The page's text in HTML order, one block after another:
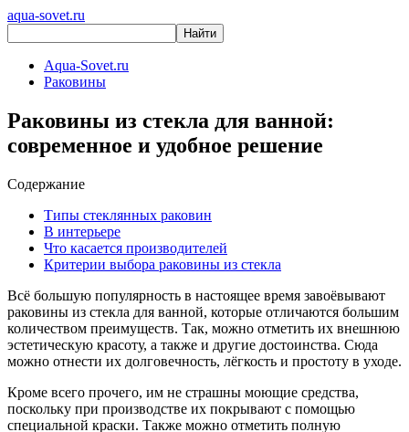
aqua-sovet.ru
Aqua-Sovet.ru
Раковины
Раковины из стекла для ванной:
современное и удобное решение
Содержание
Типы стеклянных раковин
В интерьере
Что касается производителей
Критерии выбора раковины из стекла
Всё большую популярность в настоящее время завоёвывают
раковины из стекла для ванной, которые отличаются большим
количеством преимуществ. Так, можно отметить их внешнюю
эстетическую красоту, а также и другие достоинства. Сюда
можно отнести их долговечность, лёгкость и простоту в уходе.
Кроме всего прочего, им не страшны моющие средства,
поскольку при производстве их покрывают с помощью
специальной краски. Также можно отметить полную